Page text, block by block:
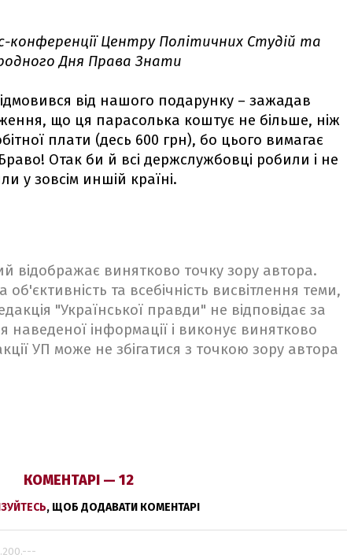
конференції Центру Політичних Студій та
Дня Права Знати
від нашого подарунку – зажадав
що ця парасолька коштує не більше, ніж
плати (десь 600 грн), бо цього вимагає
Браво! Отак би й всі держслужбовці робили і не
у зовсім иншій країні.
відображає винятково точку зору автора.
та всебічність висвітлення теми,
"Української правди" не відповідає за
наведеної інформації і виконує винятково
УП може не збігатися з точкою зору автора
КОМЕНТАРІ — 12
, ЩОБ ДОДАВАТИ КОМЕНТАРІ